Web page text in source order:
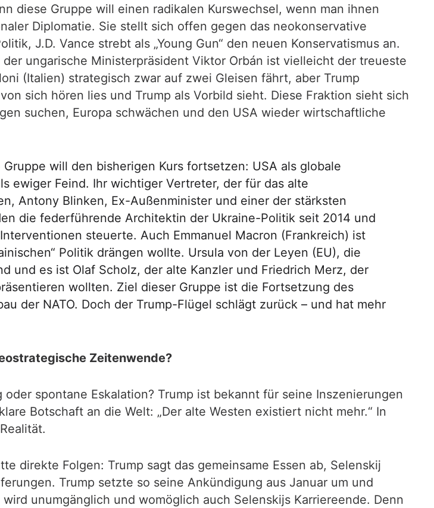
diese Gruppe will einen radikalen Kurswechsel, wenn man ihnen
Diplomatie. Sie stellt sich offen gegen das neokonservative
J.D. Vance strebt als „Young Gun“ den neuen Konservatismus an.
ungarische Ministerpräsident Viktor Orbán ist vielleicht der treueste
(Italien) strategisch zwar auf zwei Gleisen fährt, aber Trump
sich hören lies und Trump als Vorbild sieht. Diese Fraktion sieht sich
suchen, Europa schwächen und den USA wieder wirtschaftliche
will den bisherigen Kurs fortsetzen: USA als globale
ewiger Feind. Ihr wichtiger Vertreter, der für das alte
Antony Blinken, Ex-Außenminister und einer der stärksten
die federführende Architektin der Ukraine-Politik seit 2014 und
steuerte. Auch Emmanuel Macron (Frankreich) ist
Politik drängen wollte. Ursula von der Leyen (EU), die
und es ist Olaf Scholz, der alte Kanzler und Friedrich Merz, der
wollten. Ziel dieser Gruppe ist die Fortsetzung des
der NATO. Doch der Trump-Flügel schlägt zurück – und hat mehr
Zeitenwende?
spontane Eskalation? Trump ist bekannt für seine Inszenierungen
Botschaft an die Welt: „Der alte Westen existiert nicht mehr.“ In
direkte Folgen: Trump sagt das gemeinsame Essen ab, Selenskij
Trump setzte so seine Ankündigung aus Januar um und
unumgänglich und womöglich auch Selenskijs Karriereende. Denn